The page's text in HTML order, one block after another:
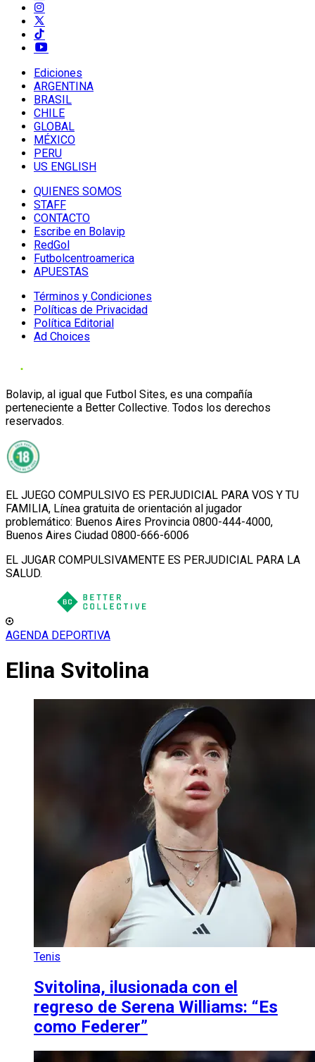
Ediciones
ARGENTINA
BRASIL
CHILE
GLOBAL
MÉXICO
PERU
US ENGLISH
QUIENES SOMOS
STAFF
CONTACTO
Escribe en Bolavip
RedGol
Futbolcentroamerica
APUESTAS
Términos y Condiciones
Políticas de Privacidad
Política Editorial
Ad Choices
Bolavip, al igual que Futbol Sites, es una compañía
perteneciente a Better Collective. Todos los derechos
reservados.
EL JUEGO COMPULSIVO ES PERJUDICIAL PARA VOS Y TU
FAMILIA, Línea gratuita de orientación al jugador
problemático: Buenos Aires Provincia 0800-444-4000,
Buenos Aires Ciudad 0800-666-6006
EL JUGAR COMPULSIVAMENTE ES PERJUDICIAL PARA LA
SALUD.
AGENDA DEPORTIVA
Elina Svitolina
Tenis
Svitolina, ilusionada con el
regreso de Serena Williams: “Es
como Federer”